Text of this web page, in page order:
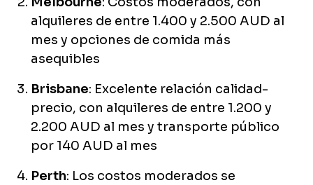
alquileres de entre 1.400 y 2.500 AUD al
mes y opciones de comida más
asequibles
Brisbane: Excelente relación calidad-
precio, con alquileres de entre 1.200 y
2.200 AUD al mes y transporte público
por 140 AUD al mes
Perth: Los costos moderados se